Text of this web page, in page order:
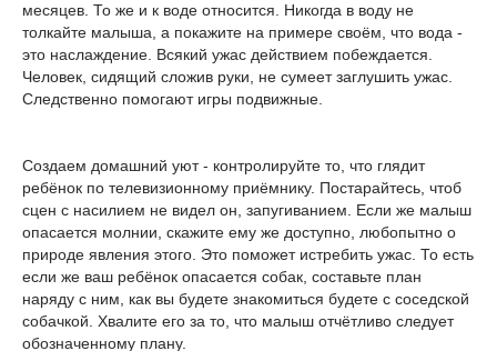
месяцев. То же и к воде относится. Никогда в воду не
толкайте малыша, а покажите на примере своём, что вода -
это наслаждение. Всякий ужас действием побеждается.
Человек, сидящий сложив руки, не сумеет заглушить ужас.
Следственно помогают игры подвижные.
Создаем домашний уют - контролируйте то, что глядит
ребёнок по телевизионному приёмнику. Постарайтесь, чтоб
сцен с насилием не видел он, запугиванием. Если же малыш
опасается молнии, скажите ему же доступно, любопытно о
природе явления этого. Это поможет истребить ужас. То есть
если же ваш ребёнок опасается собак, составьте план
наряду с ним, как вы будете знакомиться будете с соседской
собачкой. Хвалите его за то, что малыш отчётливо следует
обозначенному плану.